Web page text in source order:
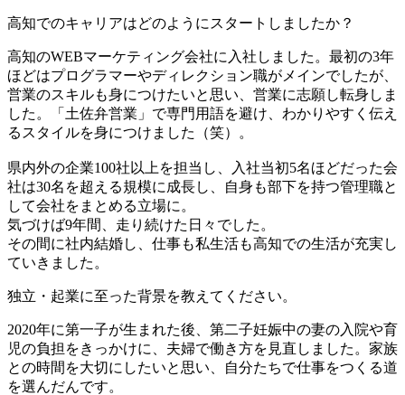
高知でのキャリアはどのようにスタートしましたか？
高知のWEBマーケティング会社に入社しました。最初の3年
ほどはプログラマーやディレクション職がメインでしたが、
営業のスキルも身につけたいと思い、営業に志願し転身しま
した。「土佐弁営業」で専門用語を避け、わかりやすく伝え
るスタイルを身につけました（笑）。
県内外の企業100社以上を担当し、入社当初5名ほどだった会
社は30名を超える規模に成長し、自身も部下を持つ管理職と
して会社をまとめる立場に。
気づけば9年間、走り続けた日々でした。
その間に社内結婚し、仕事も私生活も高知での生活が充実し
ていきました。
独立・起業に至った背景を教えてください。
2020年に第一子が生まれた後、第二子妊娠中の妻の入院や育
児の負担をきっかけに、夫婦で働き方を見直しました。家族
との時間を大切にしたいと思い、自分たちで仕事をつくる道
を選んだんです。